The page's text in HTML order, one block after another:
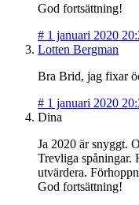
God fortsättning!
# 1 januari 2020
Lotten Bergman
Bra Brid, jag fixar
# 1 januari 2020
Dina
Ja 2020 är snyggt.
Trevliga spåningar.
utvärdera.
God fortsättning!